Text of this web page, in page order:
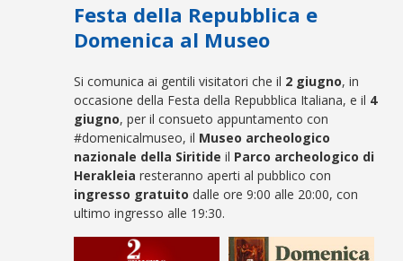
Festa della Repubblica e
Domenica al Museo
Si comunica ai gentili visitatori che il 2 giugno, in
occasione della Festa della Repubblica Italiana, e il 4
giugno, per il consueto appuntamento con
#domenicalmuseo, il Museo archeologico
nazionale della Siritide il Parco archeologico di
Herakleia resteranno aperti al pubblico con
ingresso gratuito dalle ore 9:00 alle 20:00, con
ultimo ingresso alle 19:30.